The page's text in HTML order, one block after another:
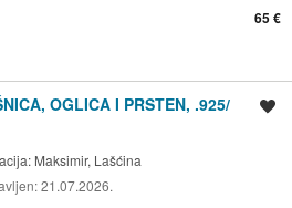
65 €
OGLICA I PRSTEN, .925/
Maksimir, Lašćina
21.07.2026.